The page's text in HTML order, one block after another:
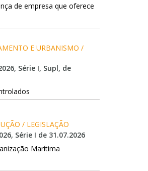
de empresa que oferece
E URBANISMO /
Série I, Supl, de
/ LEGISLAÇÃO
Série I de 31.07.2026
Marítima